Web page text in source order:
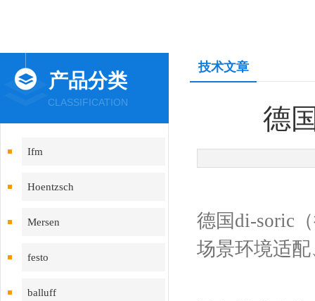
产品分类
CLASSIFICATION
Ifm
Hoentzsch
Mersen
festo
balluff
技术文章
德
德国di-soric
场景环境适